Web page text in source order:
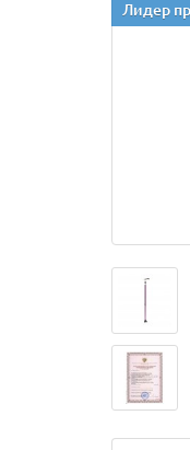
Лидер